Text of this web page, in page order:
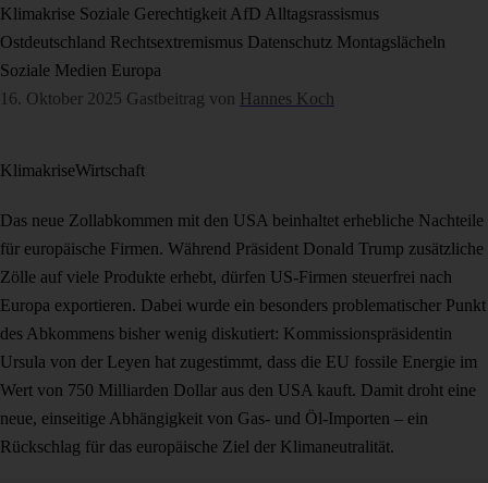
Klimakrise Soziale Gerechtigkeit AfD Alltagsrassismus
Ostdeutschland Rechtsextremismus Datenschutz Montagslächeln
Soziale Medien Europa
16. Oktober 2025 Gastbeitrag von Hannes Koch
KlimakriseWirtschaft
Das neue Zollabkommen mit den USA beinhaltet erhebliche Nachteile
für europäische Firmen. Während Präsident Donald Trump zusätzliche
Zölle auf viele Produkte erhebt, dürfen US-Firmen steuerfrei nach
Europa exportieren. Dabei wurde ein besonders problematischer Punkt
des Abkommens bisher wenig diskutiert: Kommissionspräsidentin
Ursula von der Leyen hat zugestimmt, dass die EU fossile Energie im
Wert von 750 Milliarden Dollar aus den USA kauft. Damit droht eine
neue, einseitige Abhängigkeit von Gas- und Öl-Importen – ein
Rückschlag für das europäische Ziel der Klimaneutralität.